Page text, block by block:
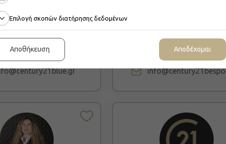
Επιλογή σκοπών διατήρησης δεδομένων
Αποθήκευση Αποδέχομαι
13, Σαλαμίνα 189 00
2104651559
Λεωφ. Ιασωνίδου 62,
167 77
2102156060